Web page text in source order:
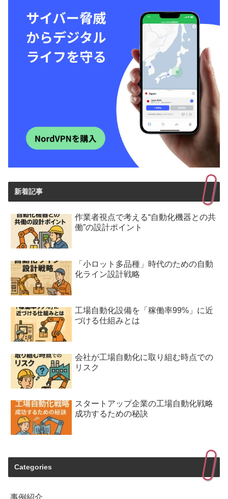
新着記事
作業者視点で考える“自動化機器との共
働”の設計ポイント
「小ロット多品種」時代のための自動
化ライン設計戦略
工場自動化設備を「稼働率99%」に近
づける仕組みとは
会社が工場自動化に取り組む時点での
リスク
スタートアップ企業の工場自動化戦略
成功するための秘訣
Categories